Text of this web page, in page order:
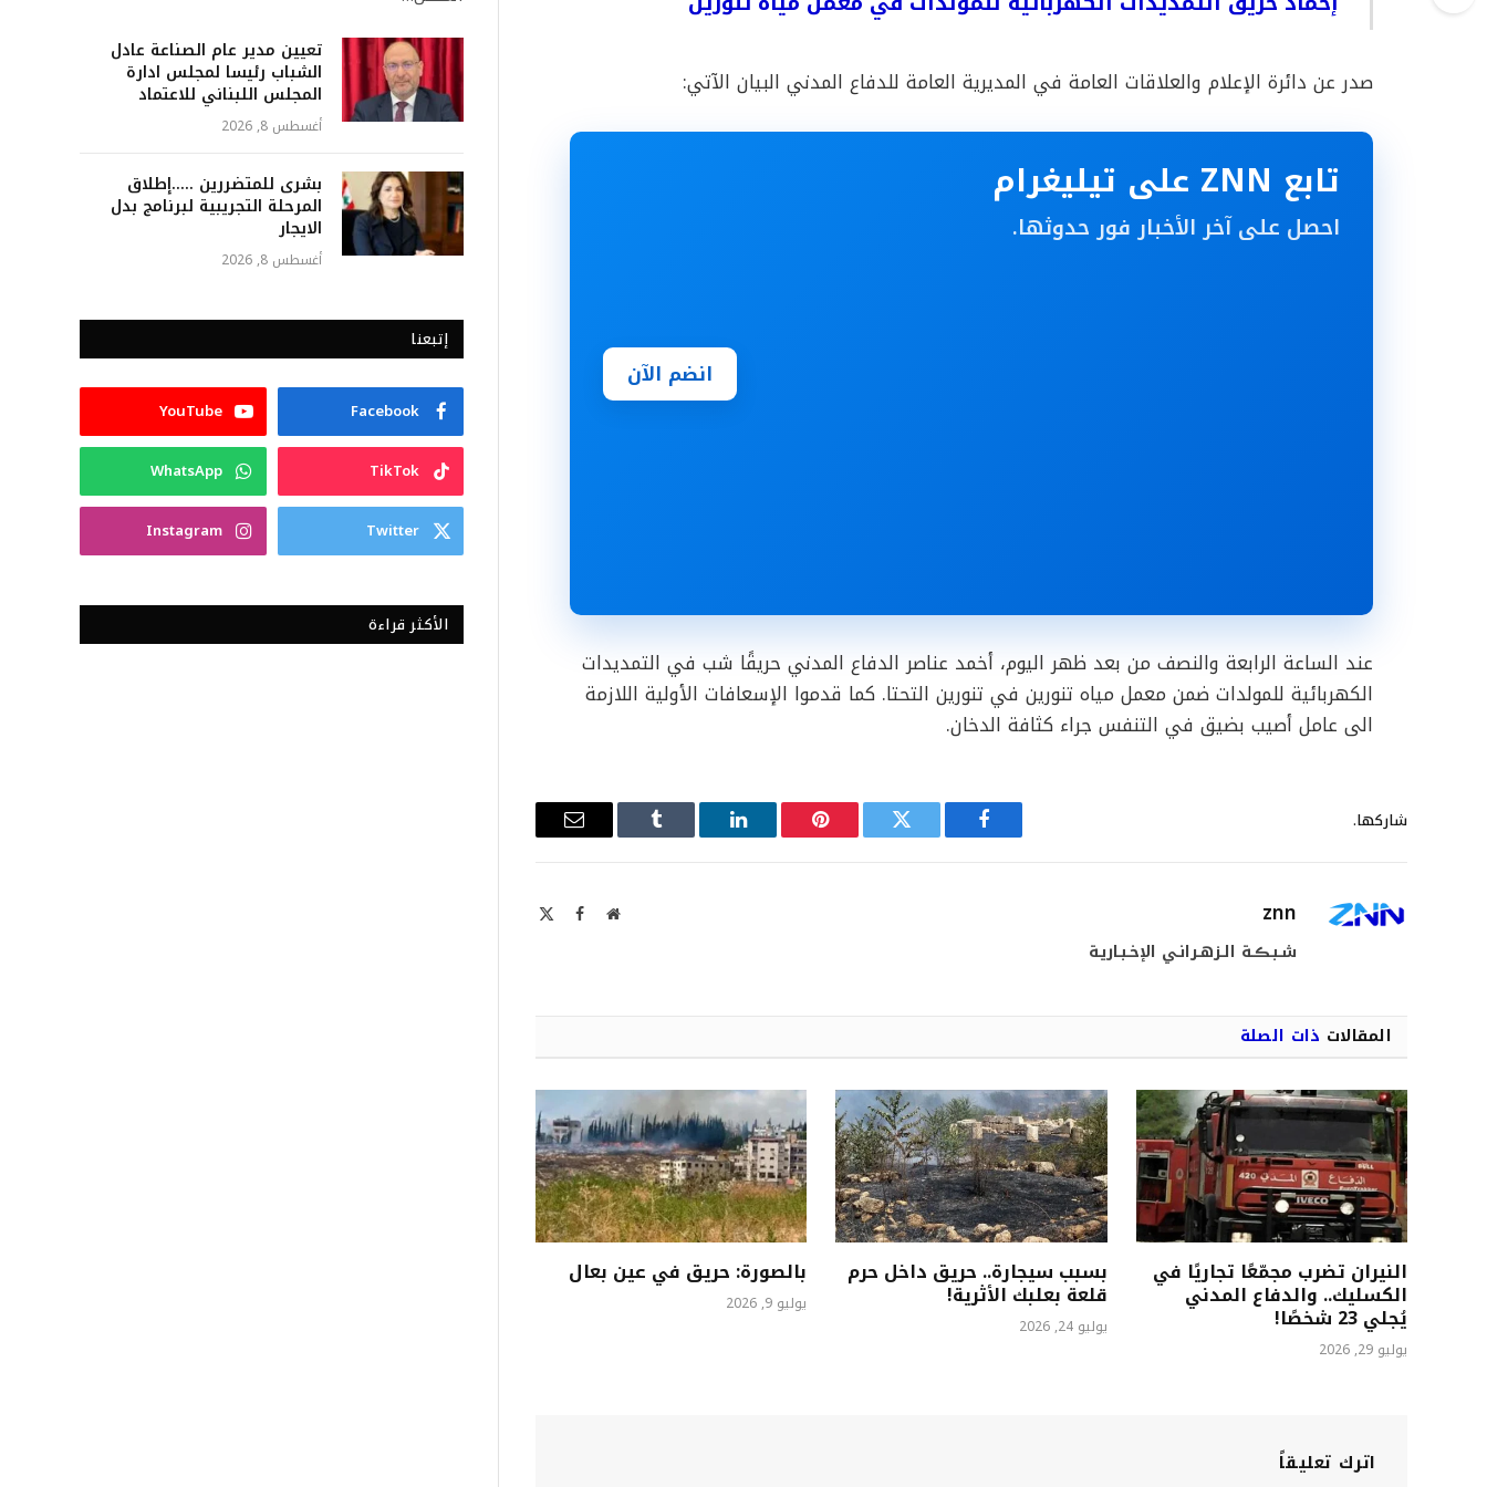
صدر عن دائرة الإعلام والعلاقات العامة في المديرية العامة للدفاع المدني البيان الآتي:
تابع ZNN على تيليغرام
احصل على آخر الأخبار فور حدوثها.
انضم الآن
عند الساعة الرابعة والنصف من بعد ظهر اليوم، أخمد عناصر الدفاع المدني حريقًا شب في التمديدات
الكهربائية للمولدات ضمن معمل مياه تنورين في تنورين التحتا. كما قدموا الإسعافات الأولية اللازمة
الى عامل أصيب بضيق في التنفس جراء كثافة الدخان.
شاركها.
فيسبوك تويتر بينتيريستلينكدإن Tumblr
البريد
znn
موقعفيسبوك
شـبـڪـة الـزهـرانـي الإخـبـاريـة
المقالات ذات الصلة
النيران تضرب مجمّعًا تجاريًا في
الكسليك.. والدفاع المدني
يُجلي 23 شخصًا!
يوليو 29, 2026
بسبب سيجارة.. حريق داخل حرم
قلعة بعلبك الأثرية!
يوليو 24, 2026
بالصورة: حريق في عين بعال
يوليو 9, 2026
اترك تعليقاً
تعيين مدير عام الصناعة عادل
الشباب رئيسا لمجلس ادارة
المجلس اللبناني للاعتماد
أغسطس 8, 2026
بشرى للمتضررين …..إطلاق
المرحلة التجريبية لبرنامج بدل
الايجار
أغسطس 8, 2026
إتبعنا
Facebook
YouTube
TikTok
WhatsApp
Twitter
Instagram
الأكثر قراءة